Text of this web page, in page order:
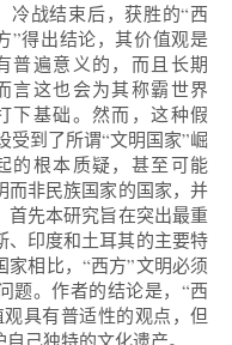
冷战结束后，获胜的“西
”得出结论，其价值观是
普遍意义的，而且长期
言这也会为其称霸世界
下基础。然而，这种假
受到了所谓“文明国家”崛
的根本质疑，甚至可能
而非民族国家的国家，并
首先本研究旨在突出最重
印度和土耳其的主要特
相比，“西方”文明必须
题。作者的结论是，“西
具有普适性的观点，但
己独特的文化遗产。